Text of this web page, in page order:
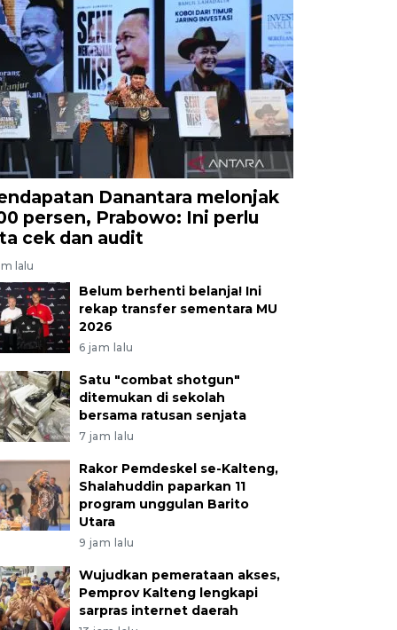
Danantara melonjak
persen, Prabowo: Ini perlu
cek dan audit
lalu
Belum berhenti belanja! Ini
rekap transfer sementara MU
2026
6 jam lalu
Satu "combat shotgun"
ditemukan di sekolah
bersama ratusan senjata
7 jam lalu
Rakor Pemdeskel se-Kalteng,
Shalahuddin paparkan 11
program unggulan Barito
Utara
9 jam lalu
Wujudkan pemerataan akses,
Pemprov Kalteng lengkapi
sarpras internet daerah